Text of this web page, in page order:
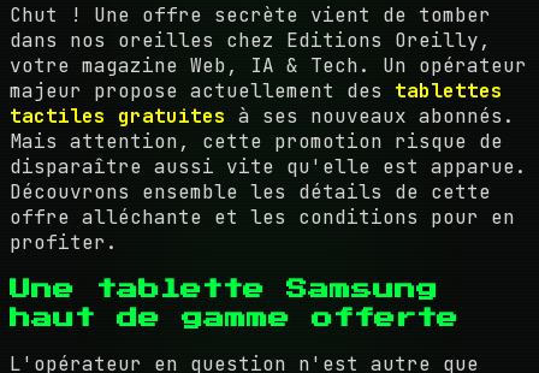
Chut ! Une offre secrète vient de tomber
dans nos oreilles chez Editions Oreilly,
votre magazine Web, IA & Tech. Un opérateur
majeur propose actuellement des tablettes
tactiles gratuites à ses nouveaux abonnés.
Mais attention, cette promotion risque de
disparaître aussi vite qu'elle est apparue.
Découvrons ensemble les détails de cette
offre alléchante et les conditions pour en
profiter.
Une tablette Samsung
haut de gamme offerte
L'opérateur en question n'est autre que